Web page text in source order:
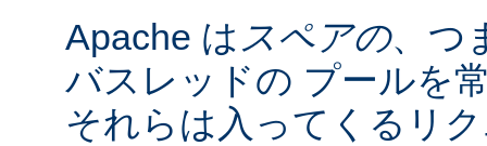
Apache は スペアの、つ
バスレッドの プールを
それらは入ってくるリ